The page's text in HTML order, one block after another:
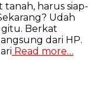
harus siap-
Udah
Berkat
dari HP.
Read more…